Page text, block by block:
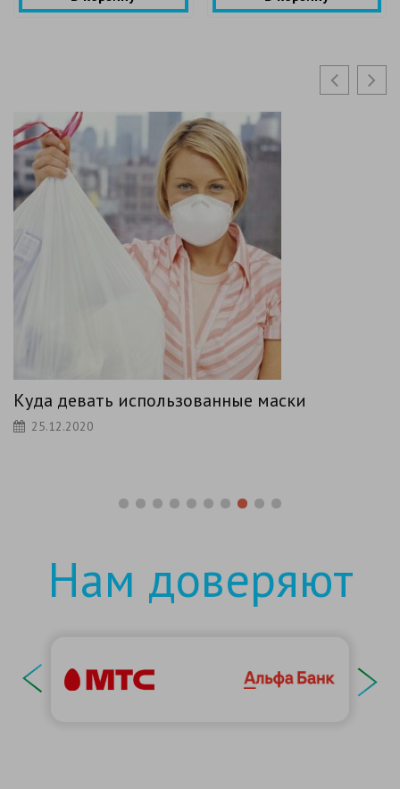
Зачем маска переболевшему
25.12.2020
Нам доверяют